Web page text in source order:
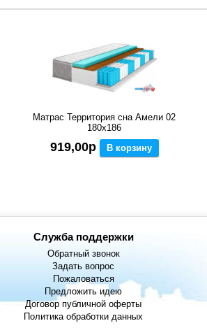
Матрас Территория сна Амели 02
180x186
919,00р В корзину
Служба поддержки
Обратный звонок
Задать вопрос
Пожаловаться
Предложить идею
Договор публичной оферты
Политика обработки данных